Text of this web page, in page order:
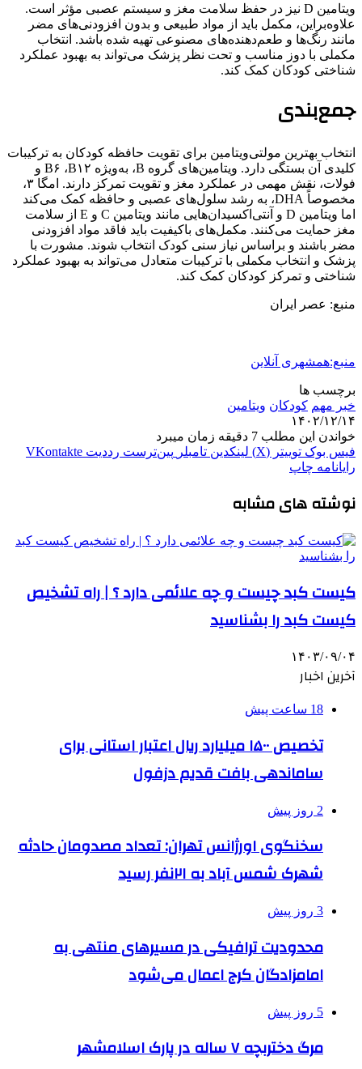
ویتامین D نیز در حفظ سلامت مغز و سیستم عصبی مؤثر است.
علاوه‌براین، مکمل باید از مواد طبیعی و بدون افزودنی‌های مضر
مانند رنگ‌ها و طعم‌دهنده‌های مصنوعی تهیه شده باشد. انتخاب
مکملی با دوز مناسب و تحت نظر پزشک می‌تواند به بهبود عملکرد
شناختی کودکان کمک کند.
جمع‌بندی
انتخاب بهترین مولتی‌ویتامین برای تقویت حافظه کودکان به ترکیبات
کلیدی آن بستگی دارد. ویتامین‌های گروه B، به‌ویژه B۶ ،B۱۲ و
فولات، نقش مهمی در عملکرد مغز و تقویت تمرکز دارند. امگا ۳،
مخصوصاً DHA، به رشد سلول‌های عصبی و حافظه کمک می‌کند
اما ویتامین D و آنتی‌اکسیدان‌هایی مانند ویتامین C و E از سلامت
مغز حمایت می‌کنند. مکمل‌های باکیفیت باید فاقد مواد افزودنی
مضر باشند و براساس نیاز سنی کودک انتخاب شوند. مشورت با
پزشک و انتخاب مکملی با ترکیبات متعادل می‌تواند به بهبود عملکرد
شناختی و تمرکز کودکان کمک کند.
منبع: عصر ایران
منبع:همشهری آنلاین
برچسب ها
خبر مهم کودکان ویتامین‌
۱۴۰۲/۱۲/۱۴
خواندن این مطلب 7 دقیقه زمان میبرد
فیس بوک توییتر (X) لینکدین ‫تامبلر ‫پین‌ترست ‫رددیت ‫VKontakte
رایانامه چاپ
نوشته های مشابه
کیست کبد چیست و چه علائمی دارد ؟ | راه تشخیص
کیست کبد را بشناسید
۱۴۰۳/۰۹/۰۴
آخرین اخبار
18 ساعت پیش
تخصیص ۱۵۰۰ میلیارد ریال اعتبار استانی برای
ساماندهی بافت قدیم دزفول
2 روز پیش
سخنگوی اورژانس تهران: تعداد مصدومان حادثه
شهرک شمس آباد به ۲۱نفر رسید
3 روز پیش
محدودیت ترافیکی در مسیرهای منتهی به
امامزادگان کرج اعمال می‌شود
5 روز پیش
مرگ دختربچه ۷ ساله در پارک اسلامشهر